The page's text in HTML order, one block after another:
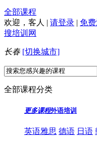
全部课程
欢迎， 客人 | 请登录 | 免
搜培训网
长春 [切换城市]
全部课程分类
更多课程外语培训
英语雅思 德语 日语